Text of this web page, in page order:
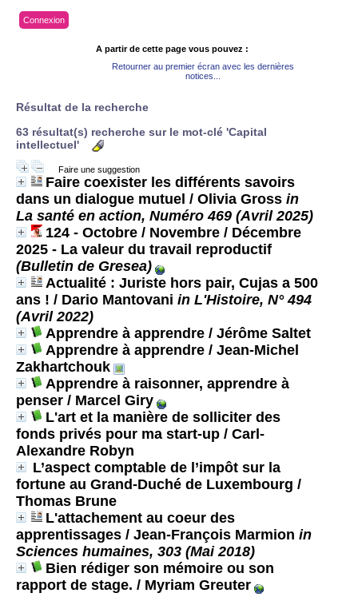
Connexion
A partir de cette page vous pouvez :
Retourner au premier écran avec les dernières
notices...
Résultat de la recherche
63 résultat(s) recherche sur le mot-clé 'Capital
intellectuel'
Faire une suggestion
Faire coexister les différents savoirs
dans un dialogue mutuel / Olivia Gross in
La santé en action, Numéro 469 (Avril 2025)
124 - Octobre / Novembre / Décembre
2025 - La valeur du travail reproductif
(Bulletin de Gresea)
Actualité : Juriste hors pair, Cujas a 500
ans ! / Dario Mantovani in L'Histoire, N° 494
(Avril 2022)
Apprendre à apprendre / Jérôme Saltet
Apprendre à apprendre / Jean-Michel
Zakhartchouk
Apprendre à raisonner, apprendre à
penser / Marcel Giry
L'art et la manière de solliciter des
fonds privés pour ma start-up / Carl-
Alexandre Robyn
L’aspect comptable de l’impôt sur la
fortune au Grand-Duché de Luxembourg /
Thomas Brune
L'attachement au coeur des
apprentissages / Jean-François Marmion in
Sciences humaines, 303 (Mai 2018)
Bien rédiger son mémoire ou son
rapport de stage. / Myriam Greuter